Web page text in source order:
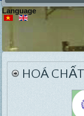
Language
Pulp &
HOÁ CHẤT